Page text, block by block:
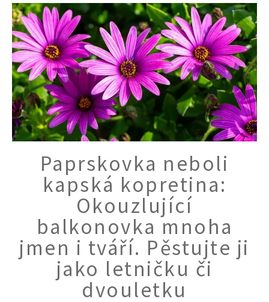
Paprskovka neboli
kapská kopretina:
Okouzlující
balkonovka mnoha
jmen i tváří. Pěstujte ji
jako letničku či
dvouletku